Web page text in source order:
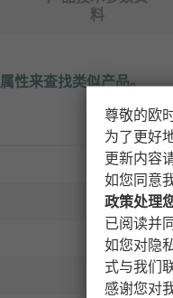
料
性来查找类似产品。
属
品
颜
产
材
尊敬的欧
为了更好
更新内容
如您同意
政策处理
已阅读并
如您对隐
式与我们
感谢您对